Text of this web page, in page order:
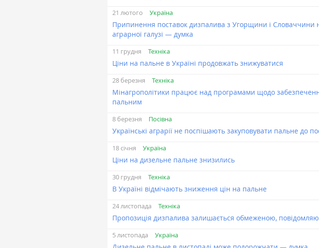
21 лютого Україна
Припинення поставок дизпалива з Угорщини і Словаччини
аграрної галузі — думка
11 грудня Техніка
Ціни на пальне в Україні продовжать знижуватися
28 березня Техніка
Мінагрополітики працює над програмами щодо
пальним
8 березня Посівна
Українські аграрії не поспішають закуповувати пальне до
18 січня Україна
Ціни на дизельне пальне знизились
30 грудня Техніка
В Україні відмічають зниження цін на пальне
24 листопада Техніка
Пропозиція дизпалива залишається обмеженою,
5 листопада Україна